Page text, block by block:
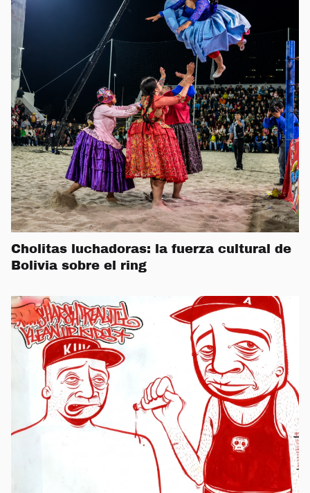
Cholitas luchadoras: la fuerza cultural de
Bolivia sobre el ring